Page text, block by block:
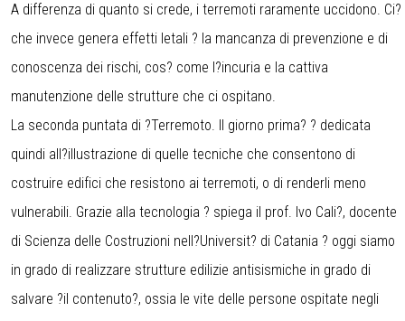
A differenza di quanto si crede, i terremoti raramente uccidono. Ci?
che invece genera effetti letali ? la mancanza di prevenzione e di
conoscenza dei rischi, cos? come l?incuria e la cattiva
manutenzione delle strutture che ci ospitano.
La seconda puntata di ?Terremoto. Il giorno prima? ? dedicata
quindi all?illustrazione di quelle tecniche che consentono di
costruire edifici che resistono ai terremoti, o di renderli meno
vulnerabili. Grazie alla tecnologia ? spiega il prof. Ivo Cali?, docente
di Scienza delle Costruzioni nell?Universit? di Catania ? oggi siamo
in grado di realizzare strutture edilizie antisismiche in grado di
salvare ?il contenuto?, ossia le vite delle persone ospitate negli